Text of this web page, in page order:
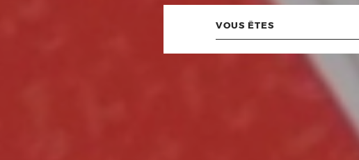
Vous
êtes